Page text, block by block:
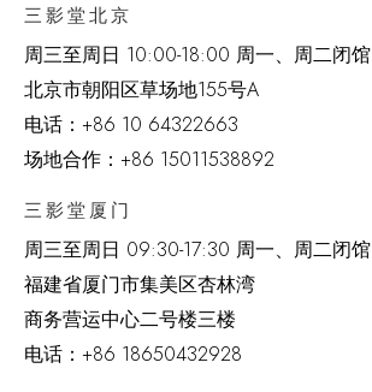
三影堂北京
周三至周日 10:00-18:00 周一、周二闭馆
北京市朝阳区草场地155号A
电话： +86 10 64322663
场地合作：+86 15011538892
三影堂厦门
周三至周日 09:30-17:30 周一、周二闭馆
福建省厦门市集美区杏林湾
商务营运中心二号楼三楼
电话： +86 18650432928